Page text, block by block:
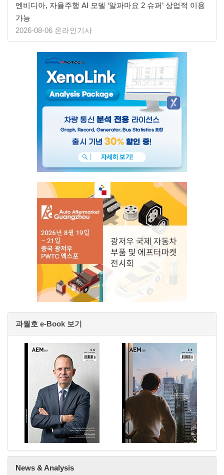
엔비디아, 자율주행 AI 모델 ‘알파마요 2 슈퍼’ 상업적 이용
가능
2026-08-06 온라인기사
과월호 e-Book 보기
News & Analysis